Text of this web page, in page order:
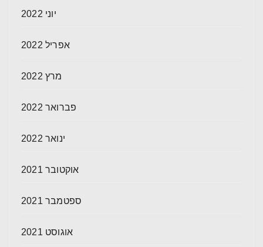
יוני 2022
אפריל 2022
מרץ 2022
פברואר 2022
ינואר 2022
אוקטובר 2021
ספטמבר 2021
אוגוסט 2021